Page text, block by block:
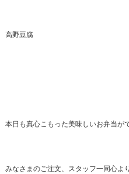
高野豆腐
本日も真心こもった美味しいお弁当が
みなさまのご注文、スタッフ一同心よ